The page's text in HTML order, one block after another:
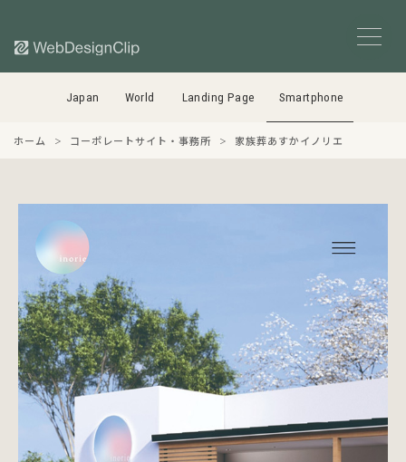
Japan World Landing Page Smartphone
ホーム コーポレートサイト・事務所 家族葬あすかイノリエ